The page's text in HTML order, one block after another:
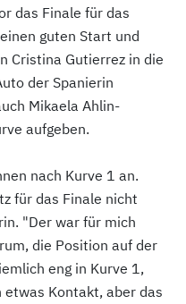
das Finale für das
guten Start und
Cristina Gutierrez in die
der Spanierin
Mikaela Ahlin-
aufgeben.
nach Kurve 1 an.
für das Finale nicht
"Der war für mich
die Position auf der
eng in Kurve 1,
Kontakt, aber das